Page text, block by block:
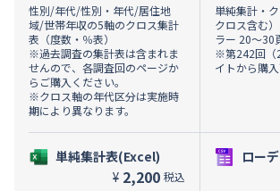
性別/年代/性別・年代/居住地
域/世帯年収の5軸のクロス集計
表（度数・％表）
※過去調査の集計表は含まれま
せんので、各調査回のページか
らご購入ください。
※クロス軸の年代区分は実施時
期により異なります。
単純集計表(Excel)
¥ 2,200 税込
単純集計・
クロス含む
ラー 20～30
※第242回（
イトから購入
ロー